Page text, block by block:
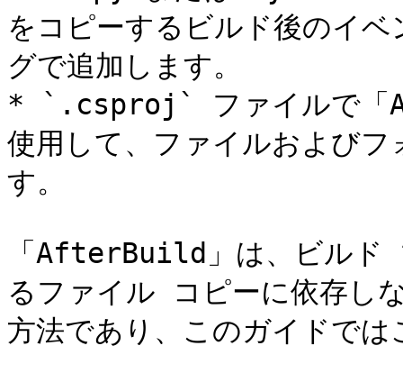
をコピーするビルド後のイ
グで追加します。
* `.csproj` ファイルで「
使用して、ファイルおよび
す。
「AfterBuild」は、ビルド
るファイル コピーに依存し
方法であり、このガイドで